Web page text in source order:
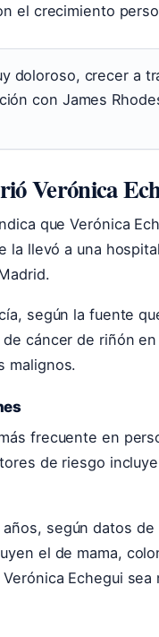
el crecimiento
doloroso, crecer a
con James
Verónica
que Verónica
la llevó a una
según la fuente
cáncer de riñón
malignos.
frecuente en
de riesgo
según datos
el de mama,
Echegui